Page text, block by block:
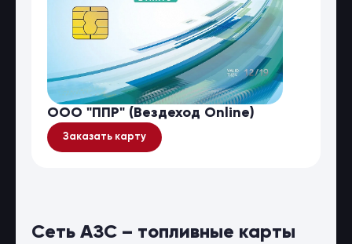
ООО "ППР" (Вездеход Online)
Заказать карту
Сеть АЗС – топливные карты